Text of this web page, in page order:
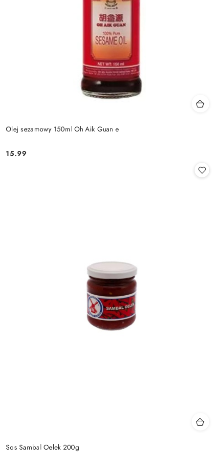
Olej sezamowy 150ml Oh Aik Guan e
Cena:
15.99
Sos Sambal Oelek 200g